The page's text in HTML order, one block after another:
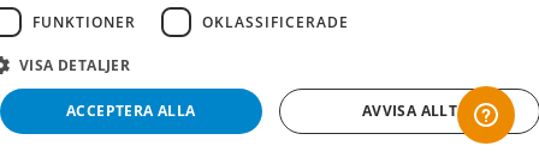
FUNKTIONER OKLASSIFICERADE
VISA DETALJER
ACCEPTERA ALLA AVVISA ALLT